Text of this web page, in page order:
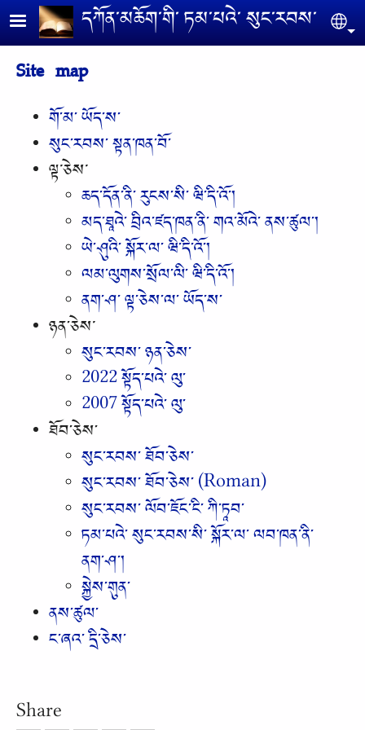
Skip to main contentདཀོན༌མཆོག༌གི༌ ཏམ༌པའེ༌ སུང༌རབས༌
Site map
གོ༌མ༌ ཡོད༌ས༌
སུང༌རབས༌ སྟན༌ཁན༌བོ༌
ལྟ་ཅེས་
ཆད༌དོན༌ནི༌ རུངས༌སི༌ ཝི༌དི༌འོ༌།
མད༌ཐཱའེ༌ བྲིའ༌ཛད༌ཁན༌ནི༌ གའ༌མོའེ༌ ནས༌ཚུལ༌།
ཡེ༌ཤུའི༌ སྐོར༌ལ༌ ཝི༌དི༌འོ༌།
ལམ༌ལུགས༌སྲོལ༌ལི༌ ཝི༌དི༌འོ༌།
ནག༌ཤ༌ ལྟ༌ཅེས༌ལ༌ ཡོད༌ས༌
ཉན༌ཅེས་
སུང༌རབས༌ ཉན༌ཅེས༌
2022 སྟོད༌པའེ༌ ལུ༌
2007 སྟོད༌པའེ༌ ལུ༌
ཐོབ༌ཅེས༌
སུང༌རབས༌ ཐོབ༌ཅེས༌
སུང༌རབས༌ ཐོབ༌ཅེས༌ (Roman)
སུང༌རབས༌ ལོབ༌ཇོང༌ངི༌ ཀི༌ཏཱབ༌
ཏམ༌པའེ༌ སུང༌རབས༌སི༌ སྐོར༌ལ༌ ལབ༌ཁན༌ནི༌
ནག༌ཤ༌།
སྐྱེས༌གུན༌
ནས༌ཚུལ༌
ང༌ཞའ༌ དྲི༌ཅེས༌
Share